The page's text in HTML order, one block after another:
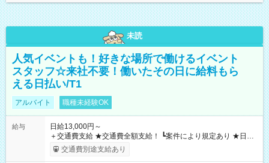
未読
人気イベントも！好きな場所で働けるイベント
スタッフ☆来社不要！働いたその日に給料もら
える日払い/T1
アルバイト 職種未経験OK
給与
日給13,000円～
＋交通費支給 ★交通費全額支給！ ┗案件により規定あり ★日払
いOK！（規定あり） ┗働いたその日に現金GET♪ お仕事後はコ
ンビニATMから 日払い分を引き落とせます！ 【試用期間】試
交通費別途支給あり